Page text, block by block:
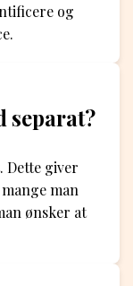
og
separat?
Dette giver
man
ønsker at